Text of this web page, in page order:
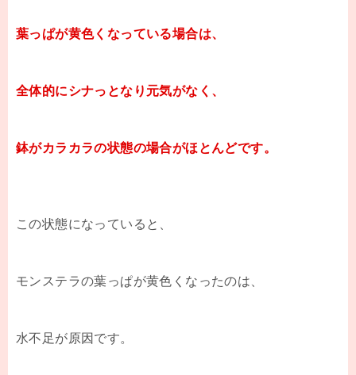
葉っぱが黄色くなっている場合は、
全体的にシナっとなり元気がなく、
鉢がカラカラの状態の場合がほとんどです。
この状態になっていると、
モンステラの葉っぱが黄色くなったのは、
水不足が原因です。